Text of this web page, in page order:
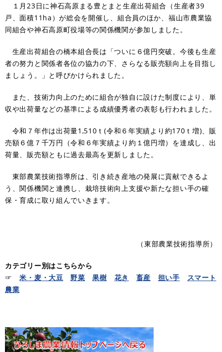
１月23日に神石高原まる豊とまと生産出荷組合（生産者39
戸、面積11ha）が総会を開催し、組合員のほか、福山市農業協
同組合や神石高原町役場等の関係機関が参加しました。
生産出荷組合の橋本組合長は「ついに６億円突破。今後も生産
者の努力と関係者各位の協力の下、さらなる販売額向上を目指し
ましょう。」と呼びかけられました。
また、技術力向上のために組合が独自に設けた制度により、単
収や出荷量などの基準による成績優秀者の表彰も行われました。
令和７年作は出荷量1,510ｔ(令和６年実績より約170ｔ増)、販
売額６億７千万円（令和６年実績より約１億円増）を達成し、出
荷量、販売額ともに過去最高を更新しました。
東部農業技術指導所は、引き続き産地の発展に貢献できるよ
う、関係機関と連携し、栽培技術向上支援や新たな担い手の確
保・育成に取り組んでいきます。
（東部農業技術指導所）
カテゴリー別はこちらから
☞米・麦・大豆 野菜 果樹 花き 畜産 担い手
スマート
農業